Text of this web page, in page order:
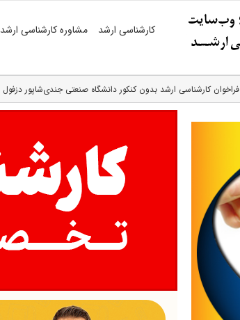
کارشناسی ارشد مشاوره کارشناسی ارشد
فراخوان کارشناسی ارشد بدون کنکور دانشگاه صنعتی جندی‌شاپور دزفول ۱۴۰۵